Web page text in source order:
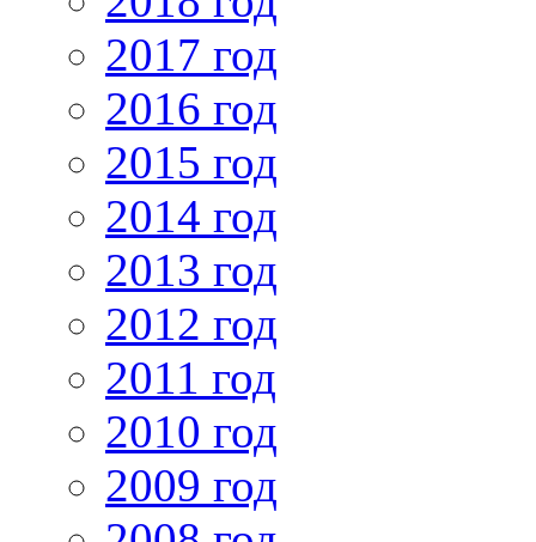
2017 год
2016 год
2015 год
2014 год
2013 год
2012 год
2011 год
2010 год
2009 год